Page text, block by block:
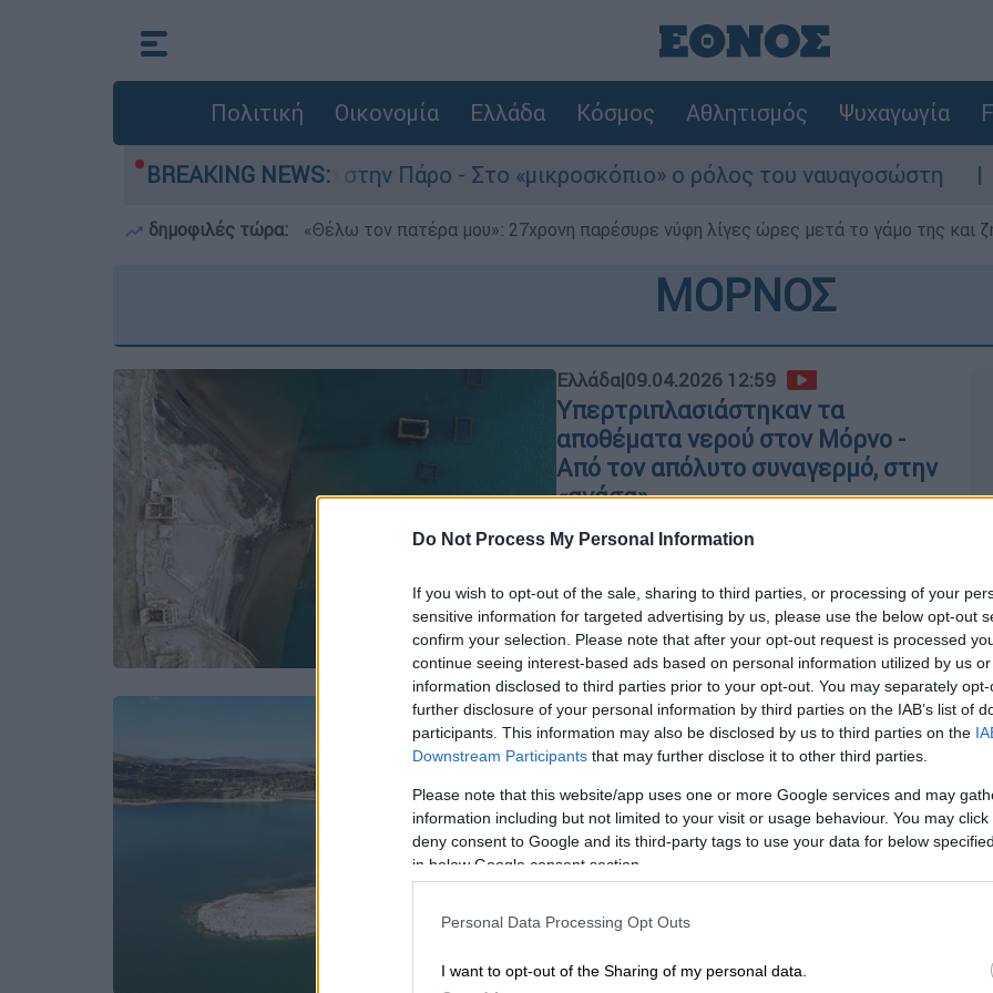
Do Not Process My Personal Information
If you wish to opt-out of the sale, sharing to third parties, or processing of your
sensitive information for targeted advertising by us, please use the below opt-out
confirm your selection. Please note that after your opt-out request is processed
continue seeing interest-based ads based on personal information utilized by us
information disclosed to third parties prior to your opt-out. You may separately
further disclosure of your personal information by third parties on the IAB’s list of
participants. This information may also be disclosed by us to third parties on the
Downstream Participants that may further disclose it to other third parties.
Please note that this website/app uses one or more Google services and may
information including but not limited to your visit or usage behaviour. You may
deny consent to Google and its third-party tags to use your data for below
in below Google consent section.
Personal Data Processing Opt Outs
I want to opt-out of the Sharing of my personal data.
Πολιτική Οικονομία Ελλάδα Κόσμος Αθλητισμός Ψυχαγωγία
BREAKING NEWS:
τον θάνατο του 4χρονου στην Πάρο - Στο «μικροσκόπιο» ο ρόλος του ναυαγοσώστη
δημοφιλές τώρα: «Θέλω τον πατέρα μου»: 27χρονη παρέσυρε νύφη λίγες ώρες μετά το γάμο της και
ΜΟΡΝΟΣ
Ελλάδα|09.04.2026 12:59
Υπερτριπλασιάστηκαν τα
αποθέματα νερού στον Μόρνο -
Από τον απόλυτο συναγερμό, στην
«ανάσα»
«Ανάσα» για τον Μόρνο, καθώς τους
εντυπωσιακή, όσο και ανακουφιστική
ανατροπή σκηνικού, στη λεκάνη
απορροής του
Ελλάδα|22.02.2026 07:49
Στη λίμνη Μαραθώνα
Υλίκη χάνεται το νερό
Το παράδοξο των δύο ταμιευτήρων
νερού που απέχουν λιγότερο από 70
σημειώνουν θετικό και αρνητικό